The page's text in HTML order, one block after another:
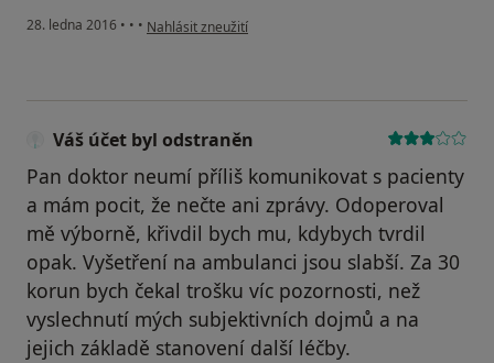
28. ledna 2016 • • • podle názoru uživatele Věrka
Nahlásit zneužití
Váš účet byl odstraněn
Pan doktor neumí příliš komunikovat s pacienty
a mám pocit, že nečte ani zprávy. Odoperoval
mě výborně, křivdil bych mu, kdybych tvrdil
opak. Vyšetření na ambulanci jsou slabší. Za 30
korun bych čekal trošku víc pozornosti, než
vyslechnutí mých subjektivních dojmů a na
jejich základě stanovení další léčby.